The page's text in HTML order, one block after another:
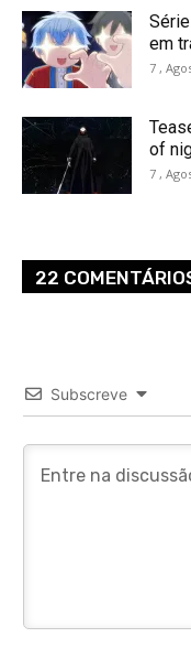
em
7 ,
of
7 ,
22
Subscreve